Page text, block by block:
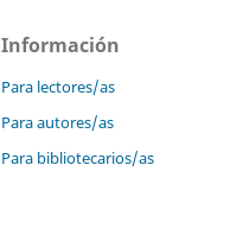
Información
Para lectores/as
Para autores/as
Para bibliotecarios/as